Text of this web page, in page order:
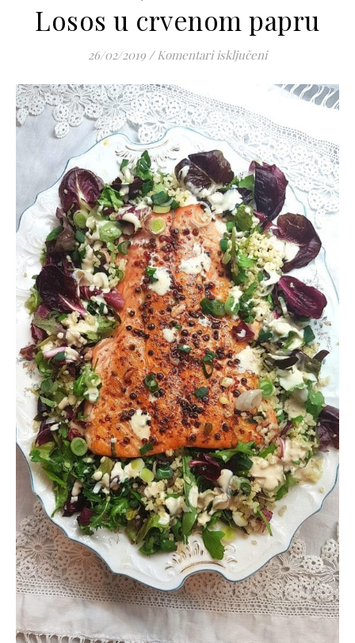
Losos u crvenom papru
26/02/2019 / Komentari isključeniza Losos u